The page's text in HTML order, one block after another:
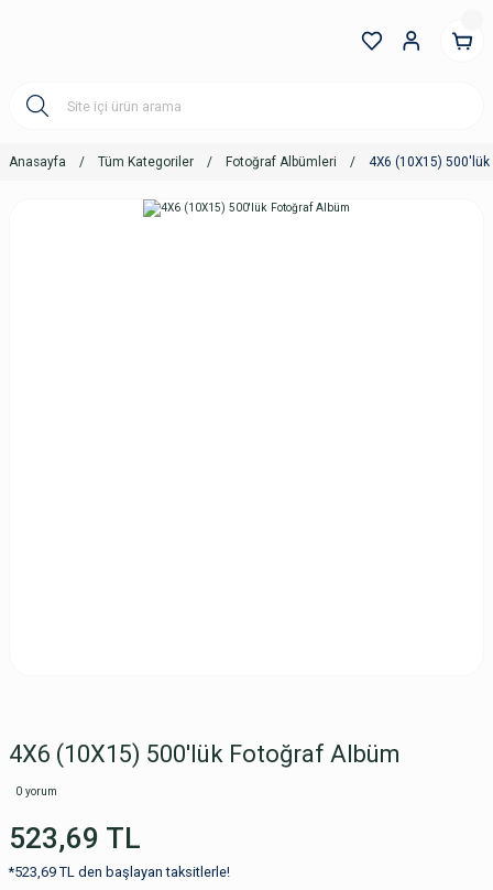
Anasayfa Tüm Kategoriler Fotoğraf Albümleri 4X6 (10X15)
4X6 (10X15) 500'lük Fotoğraf Albüm
0 yorum
523,69 TL
*523,69 TL den başlayan taksitlerle!